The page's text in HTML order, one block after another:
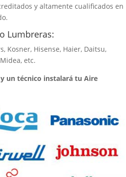
y altamente cualificados en
Lumbreras:
Kosner, Hisense, Haier, Daitsu,
etc.
un técnico instalará tu Aire